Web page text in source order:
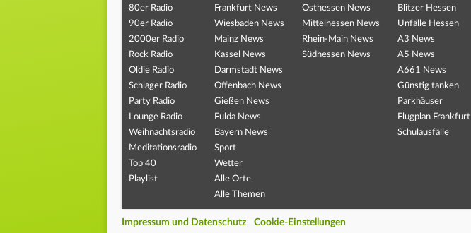
80er Radio
90er Radio
2000er Radio
Rock Radio
Oldie Radio
Schlager Radio
Party Radio
Lounge Radio
Weihnachtsradio
Meditationsradio
Top 40
Playlist
Frankfurt News
Wiesbaden News
Mainz News
Kassel News
Darmstadt News
Offenbach News
Gießen News
Fulda News
Bayern News
Sport
Wetter
Alle Orte
Alle Themen
Osthessen News
Mittelhessen News
Rhein-Main News
Südhessen News
Blitzer Hessen
Unfälle Hessen
A3 News
A5 News
A661 News
Günstig tanken
Parkhäuser
Flugplan Frankfurt
Schulausfälle
Impressum und Datenschutz Cookie-Einstellungen